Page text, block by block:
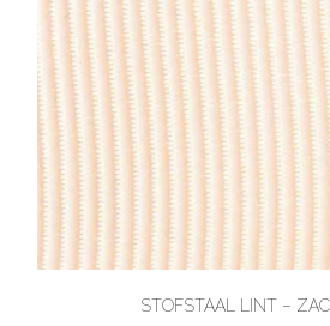
STOFSTAAL LINT –